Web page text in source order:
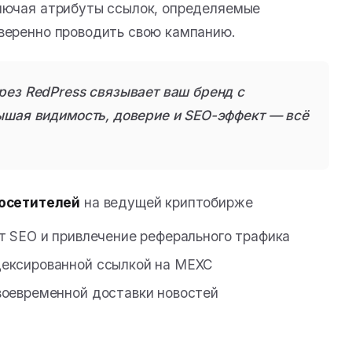
атрибуты ссылок, определяемые
проводить свою кампанию.
RedPress связывает ваш бренд с
видимость, доверие и SEO-эффект — всё
на ведущей криптобирже
и привлечение реферального трафика
ссылкой на MEXC
доставки новостей